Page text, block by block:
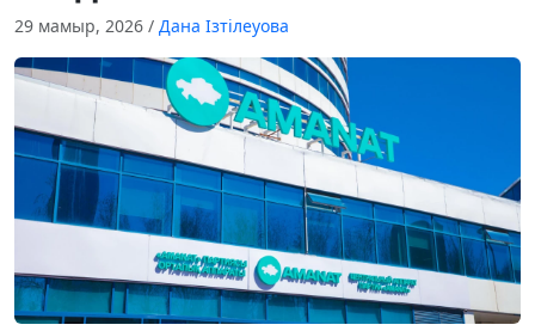
29 мамыр, 2026 / Дана Ізтілеуова